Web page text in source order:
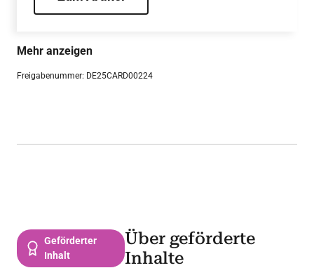
vorzeitig zu versterben.1-6 Doch obwohl die
bekannt sind, erhält nur jeder Dritte die
Mehr anzeigen
Freigabenummer: DE25CARD00224
Geförderter
Inhalt
Über geförderte
Inhalte